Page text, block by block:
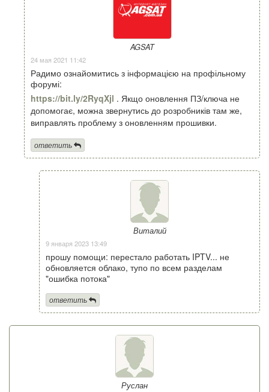
AGSAT
24 мая 2021 11:42
Радимо ознайомитись з інформацією на профільному
форумі:
https://bit.ly/2RyqXjl . Якщо оновлення ПЗ/ключа не
допомогає, можна звернутись до розробників там же,
виправлять проблему з оновленням прошивки.
ответить
Виталий
9 января 2023 13:49
прошу помощи: перестало работать IPTV... не
обновляется облако, тупо по всем разделам
"ошибка потока"
ответить
Руслан